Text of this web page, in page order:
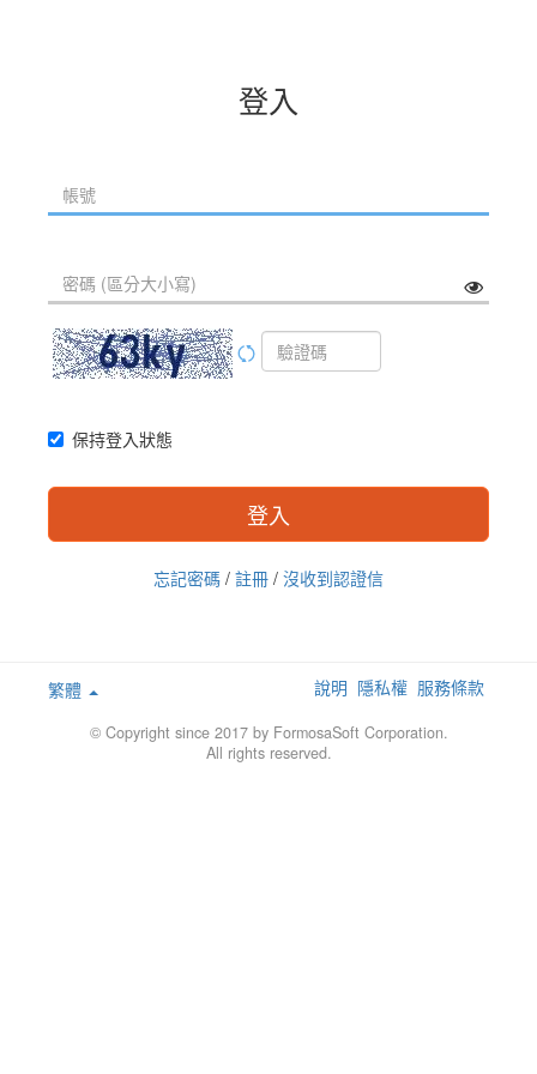
登入
保持登入狀態
登入
忘記密碼 / 註冊 / 沒收到認證信
繁體 說明 隱私權 服務條款
© Copyright since 2017 by FormosaSoft Corporation.
All rights reserved.